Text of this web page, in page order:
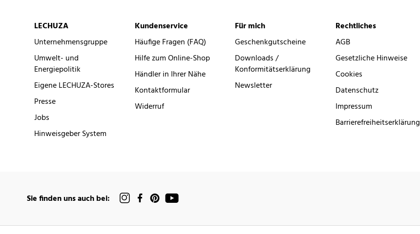
LECHUZA
Unternehmensgruppe
Umwelt- und
Energiepolitik
Eigene LECHUZA-Stores
Presse
Jobs
Hinweisgeber System
Kundenservice
Häufige Fragen (FAQ)
Hilfe zum Online-Shop
Händler in Ihrer Nähe
Kontaktformular
Widerruf
Für mich
Geschenkgutscheine
Downloads /
Konformitätserklärung
Newsletter
Rechtliches
AGB
Gesetzliche Hinweise
Cookies
Datenschutz
Impressum
Barrierefreiheitserklärung
Sie finden uns auch bei: